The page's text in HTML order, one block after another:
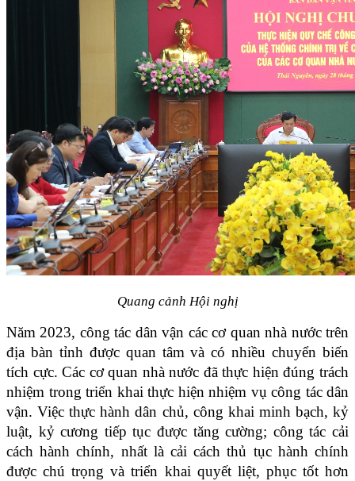
Quang cảnh Hội nghị
Năm 2023, công tác dân vận các cơ quan nhà nước trên
địa bàn tỉnh được quan tâm và có nhiều chuyển biến
tích cực. Các cơ quan nhà nước đã thực hiện đúng trách
nhiệm trong triển khai thực hiện nhiệm vụ công tác dân
vận. Việc thực hành dân chủ, công khai minh bạch, kỷ
luật, kỷ cương tiếp tục được tăng cường; công tác cải
cách hành chính, nhất là cải cách thủ tục hành chính
được chú trọng và triển khai quyết liệt, phục tốt hơn